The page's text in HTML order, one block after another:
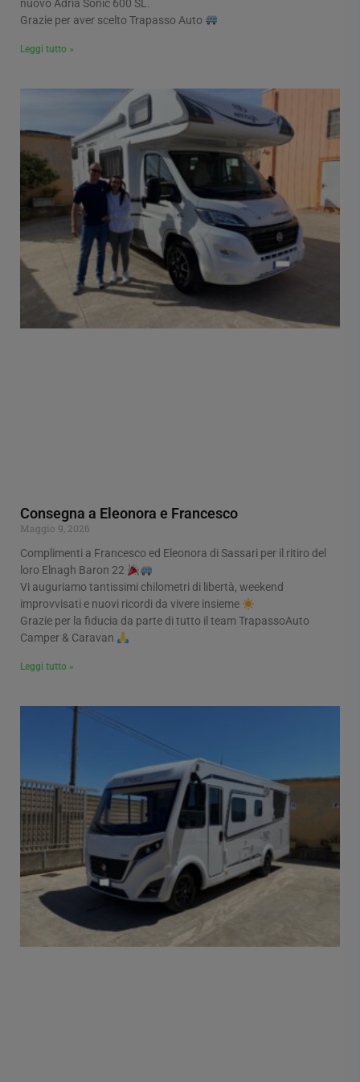
nuovo Adria Sonic 600 SL.
Grazie per aver scelto Trapasso Auto
Leggi tutto »
Consegna a Eleonora e Francesco
Maggio 9, 2026
Complimenti a Francesco ed Eleonora di Sassari per il ritiro del
loro Elnagh Baron 22
Vi auguriamo tantissimi chilometri di libertà, weekend
improvvisati e nuovi ricordi da vivere insieme
Grazie per la fiducia da parte di tutto il team TrapassoAuto
Camper & Caravan
Leggi tutto »